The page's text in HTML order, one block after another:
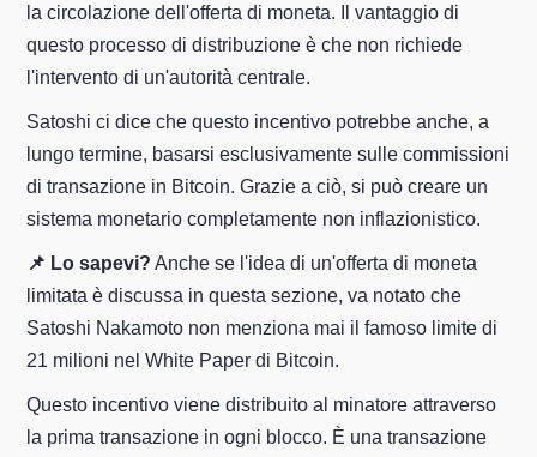
la circolazione dell'offerta di moneta. Il vantaggio di
questo processo di distribuzione è che non richiede
l'intervento di un'autorità centrale.
Satoshi ci dice che questo incentivo potrebbe anche, a
lungo termine, basarsi esclusivamente sulle commissioni
di transazione in Bitcoin. Grazie a ciò, si può creare un
sistema monetario completamente non inflazionistico.
📌 Lo sapevi? Anche se l'idea di un'offerta di moneta
limitata è discussa in questa sezione, va notato che
Satoshi Nakamoto non menziona mai il famoso limite di
21 milioni nel White Paper di Bitcoin.
Questo incentivo viene distribuito al minatore attraverso
la prima transazione in ogni blocco. È una transazione